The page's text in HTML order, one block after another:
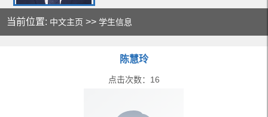
当前位置: 中文主页 >>学生信息
陈慧玲
点击次数： 16